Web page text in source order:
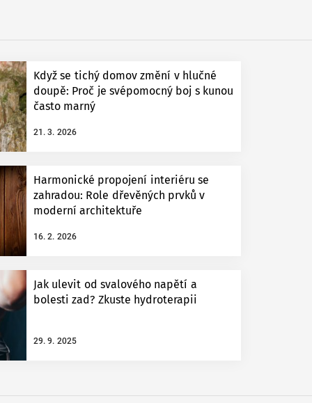
Když se tichý domov změní v hlučné
doupě: Proč je svépomocný boj s kunou
často marný
21. 3. 2026
Harmonické propojení interiéru se
zahradou: Role dřevěných prvků v
moderní architektuře
16. 2. 2026
Jak ulevit od svalového napětí a
bolesti zad? Zkuste hydroterapii
29. 9. 2025